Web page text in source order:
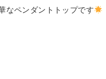
なペンダントトップです